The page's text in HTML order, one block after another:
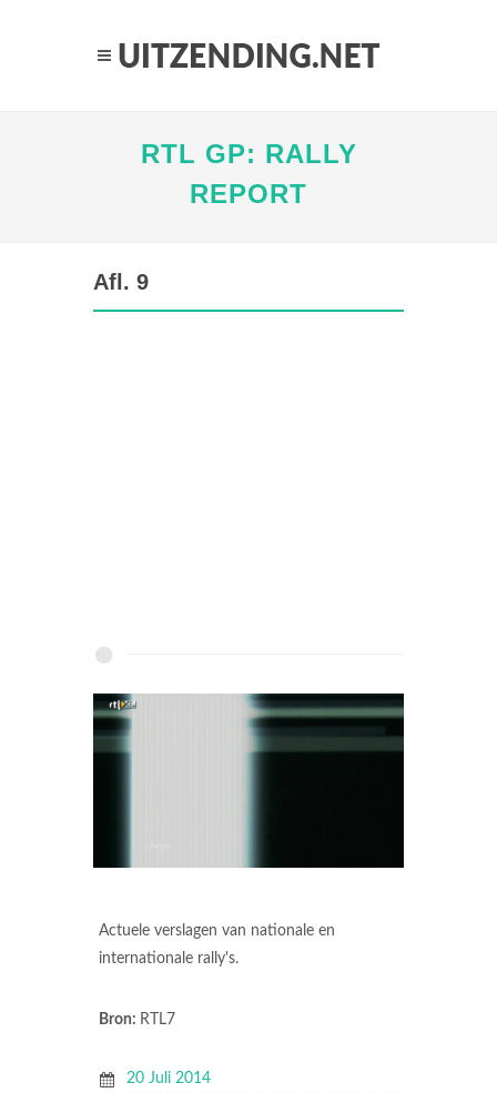
RTL GP: RALLY
REPORT
Afl. 9
Actuele verslagen van nationale en
internationale rally's.
Bron: RTL7
20 Juli 2014